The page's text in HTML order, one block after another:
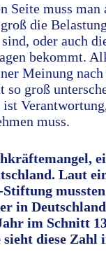
Seite muss man
die
oder auch
bekommt.
Meinung
so groß
muss.
Laut
mussten
in
im Schnitt
diese Zahl